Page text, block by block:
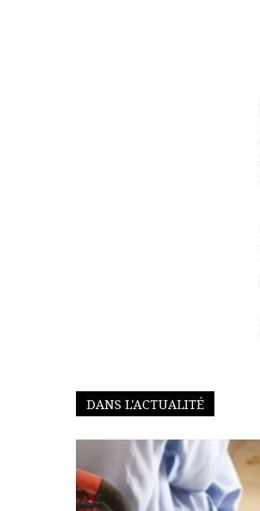
DANS L'ACTUALITÉ